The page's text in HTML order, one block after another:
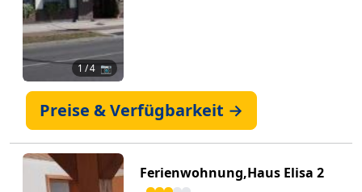
1 / 4 📷
Preise & Verfügbarkeit →
Ferienwohnung,Haus Elisa 2